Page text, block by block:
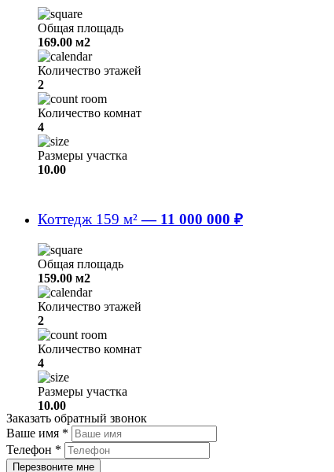
Общая площадь
169.00 м2
Количество этажей
2
Количество комнат
4
Размеры участка
10.00
Коттедж 159 м²— 11 000 000 ₽
Общая площадь
159.00 м2
Количество этажей
2
Количество комнат
4
Размеры участка
10.00
Заказать обратный звонок
Ваше имя *
Телефон *